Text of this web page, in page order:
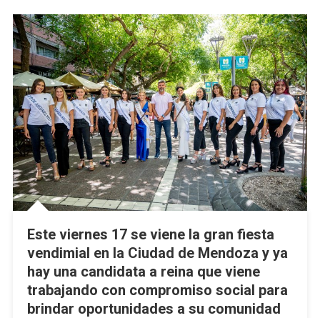
Este viernes 17 se viene la gran fiesta
vendimial en la Ciudad de Mendoza y ya
hay una candidata a reina que viene
trabajando con compromiso social para
brindar oportunidades a su comunidad